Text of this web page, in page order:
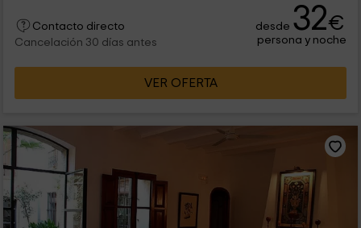
Contacto directo
Cancelación 30 días antes
desde 32€
persona y noche
VER OFERTA